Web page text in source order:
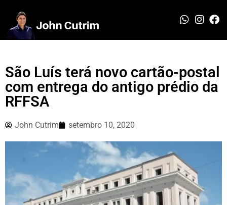
São Luís terá novo cartão-postal
com entrega do antigo prédio da
RFFSA
John Cutrim setembro 10, 2020